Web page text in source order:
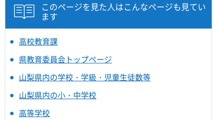
このページを見た人はこんなページも見てい
ます
高校教育課
県教育委員会トップページ
山梨県内の学校・学級・児童生徒数等
山梨県内の小・中学校
高等学校